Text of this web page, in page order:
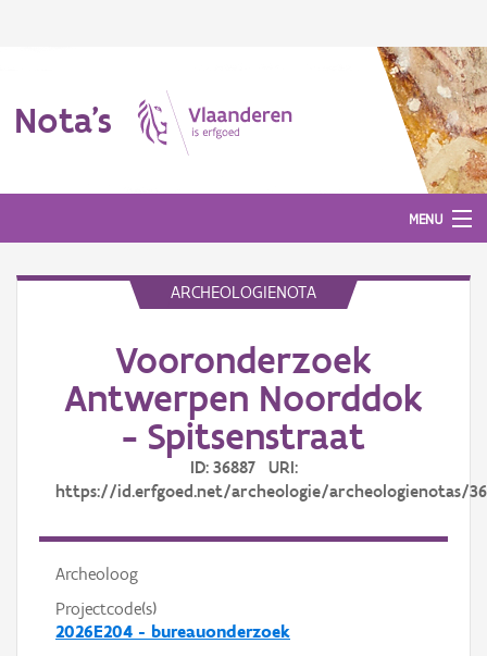
Nota's
MENU
ARCHEOLOGIENOTA
Vooronderzoek
Antwerpen Noorddok
- Spitsenstraat
ID: 36887 URI:
https://id.erfgoed.net/archeologie/archeologienotas/
Archeoloog
Projectcode(s)
2026E204 - bureauonderzoek